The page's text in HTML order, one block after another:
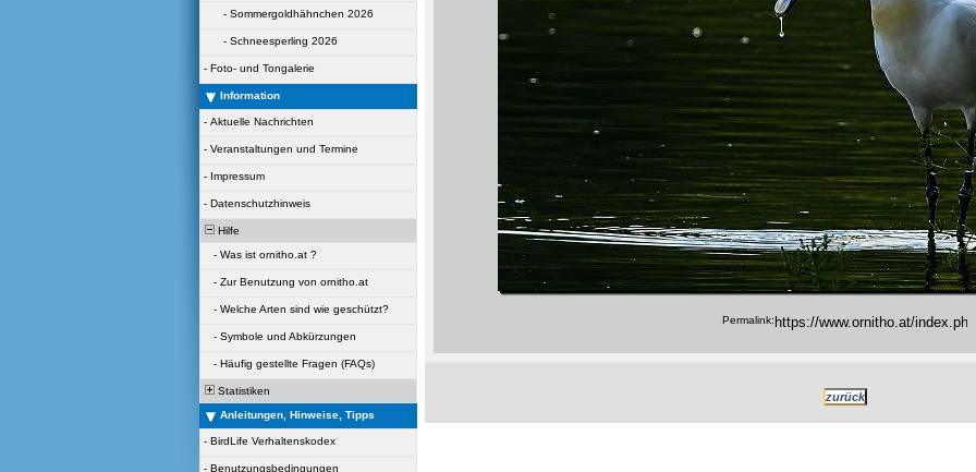
- Sommergoldhähnchen 2026
- Schneesperling 2026
- Foto- und Tongalerie
Information
- Aktuelle Nachrichten
- Veranstaltungen und Termine
- Impressum
- Datenschutzhinweis
Hilfe
- Was ist ornitho.at ?
- Zur Benutzung von ornitho.at
- Welche Arten sind wie geschützt?
- Symbole und Abkürzungen
- Häufig gestellte Fragen (FAQs)
Statistiken
Anleitungen, Hinweise, Tipps
- BirdLife Verhaltenskodex
- Benutzungsbedingungen
Permalink: